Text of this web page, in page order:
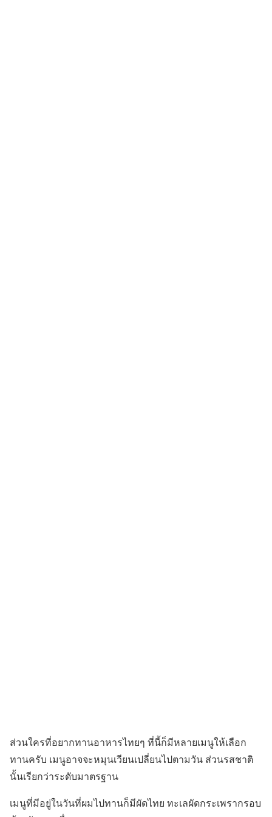
ส่วนใครที่อยากทานอาหารไทยๆ ที่นี้ก็มีหลายเมนูให้เลือก
ทานครับ เมนูอาจจะหมุนเวียนเปลี่ยนไปตามวัน ส่วนรสชาติ
นั้นเรียกว่าระดับมาตรฐาน
เมนูที่มีอยู่ในวันที่ผมไปทานก็มีผัดไทย ทะเลผัดกระเพรากรอบ